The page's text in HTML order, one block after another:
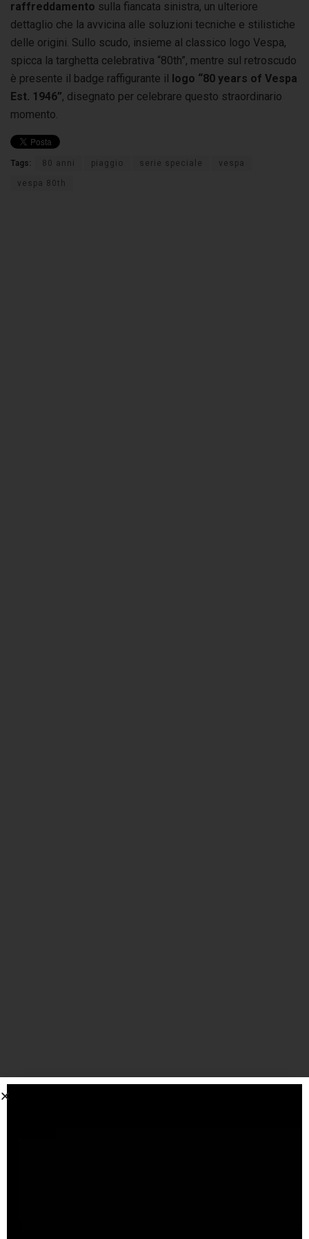
raffreddamento sulla fiancata sinistra, un ulteriore
dettaglio che la avvicina alle soluzioni tecniche e stilistiche
delle origini. Sullo scudo, insieme al classico logo Vespa,
spicca la targhetta celebrativa “80th”, mentre sul retroscudo
è presente il badge raffigurante il logo “80 years of Vespa
Est. 1946”, disegnato per celebrare questo straordinario
momento.
Tags: 80 anni piaggio serie speciale vespa
vespa 80th